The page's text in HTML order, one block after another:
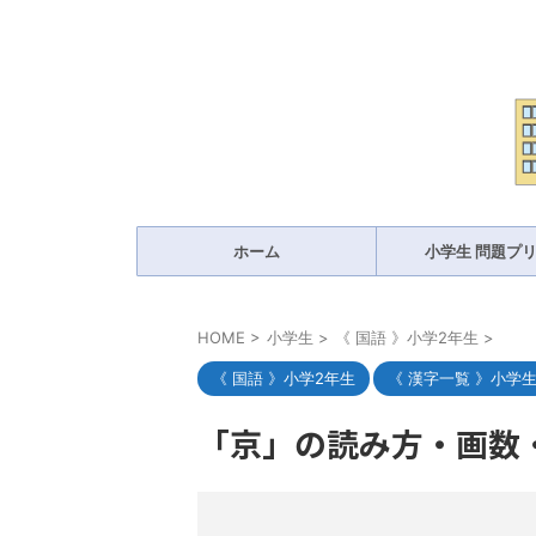
ホーム 小学生 問題プ
HOME > 小学生 > 《 国語 》小学2年生 >
《 国語 》小学2年生 《 漢字一覧 》小学生
「京」の読み方・画